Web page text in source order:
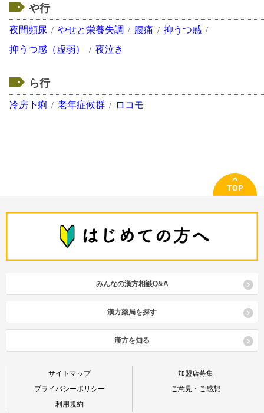
や行
夜間頻尿 やせと栄養失調 腰痛
抑うつ感
抑うつ感（虚弱）
夜泣き
ら行
冷房下痢 老年症候群 ロコモ
みんなの漢方相談Q&A
漢方薬局を探す
漢方を知る
サイトマップ
プライバシーポリシー
利用規約
加盟店募集
ご意見・ご感想